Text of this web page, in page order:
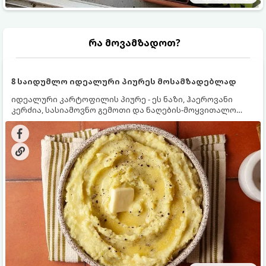
რა მოვამზადოთ?
8 საიდუმლო იდეალური პიურეს მოსამზადებლად
იდეალური კარტოფილის პიურე - ეს ნაზი, ჰაეროვანი
კერძია, სასიამოვნო გემოთი და ნაღების-მოყვითალო
ფერით. მისი მომზადება ძალიან მარტივია, მაგრამ
არსებობს რამდენიმე საიდუმლო, რომლებიც უნდა
იცოდეთ, რომ პიურე იდეალურად გემრიელი გამოვიდეს.